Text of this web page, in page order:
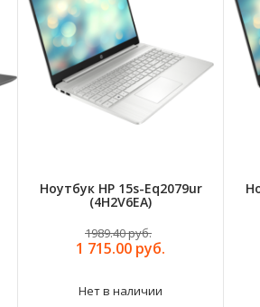
Ноутбук HP 15s-Eq2079ur
(4H2V6EA)
1989.40 руб.
1 715.00 руб.
Нет в наличии